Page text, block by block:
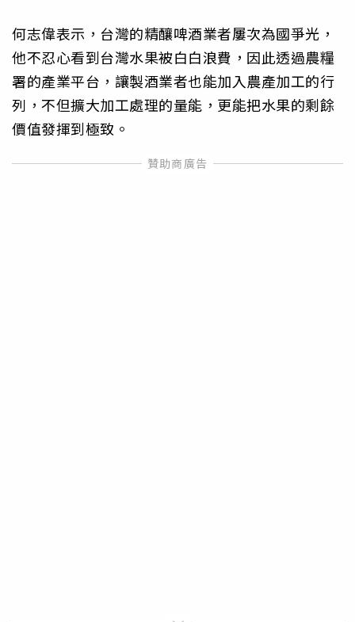
何志偉表示，台灣的精釀啤酒業者屢次為國爭光，
他不忍心看到台灣水果被白白浪費，因此透過農糧
署的產業平台，讓製酒業者也能加入農產加工的行
列，不但擴大加工處理的量能，更能把水果的剩餘
價值發揮到極致。